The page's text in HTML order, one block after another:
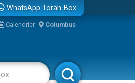
WhatsApp Torah-Box
Calendrier Columbus
Rabbanim